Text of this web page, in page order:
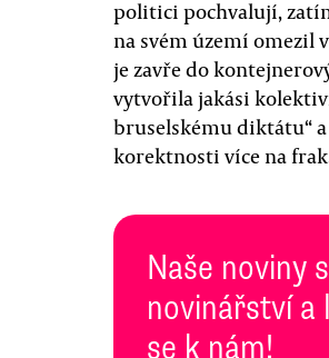
politici pochvalují,
na svém území omezil
je zavře do
vytvořila jakási
bruselskému diktátu“
korektnosti více na
Naše noviny
novinářství a
se k nám!